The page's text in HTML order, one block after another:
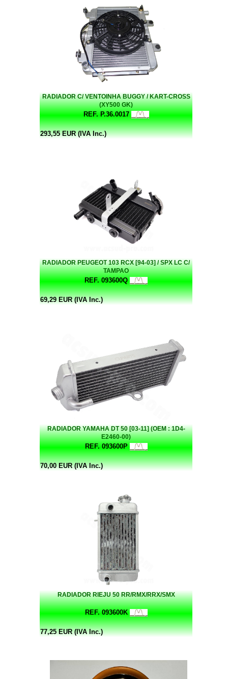
RADIADOR C/ VENTOINHA BUGGY / KART-CROSS
(XY500 GK)
REF. P.36.0017
293,55 EUR (IVA Inc.)
RADIADOR PEUGEOT 103 RCX [94-03] / SPX LC C/
TAMPAO
REF. 093600Q
69,29 EUR (IVA Inc.)
RADIADOR YAMAHA DT 50 [03-11] (OEM : 1D4-
E2460-00)
REF. 093600P
70,00 EUR (IVA Inc.)
RADIADOR RIEJU 50 RR/RMX/RRX/SMX
REF. 093600K
77,25 EUR (IVA Inc.)